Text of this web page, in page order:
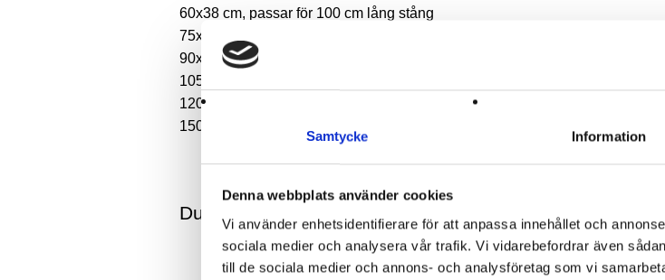
Samtycke Information
Denna webbplats använder cookies
Vi använder enhetsidentifierare för att anpassa innehållet och
sociala medier och analysera vår trafik. Vi vidarebefordrar även
till de sociala medier och annons- och analysföretag som vi
60x38 cm, passar för 100 cm lång stång
75x48 cm, passar för 120 cm lång stång
90x56 cm, passar för 150 cm lång stång
105x66 cm, passar för 160 cm lång stång
120x75 cm, passar för 170 cm lång stång
150x94 cm, passar för 200-300 cm lång stång
Du kanske också är intresserad av